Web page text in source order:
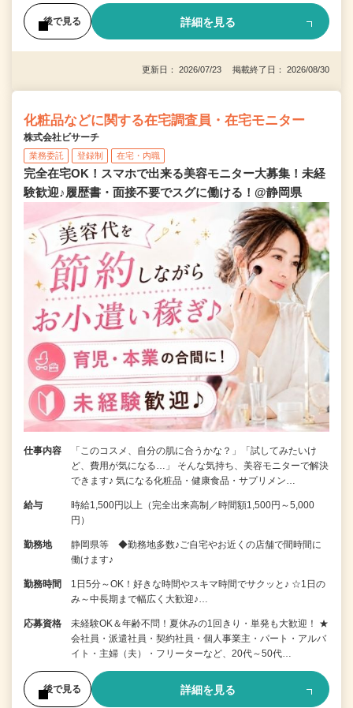
後で見る 詳細を見る
更新日： 2026/07/23 掲載終了日： 2026/08/30
化粧品などに関する在宅調査員・在宅モニター
株式会社ビサーチ
業務委託 登録制 在宅・内職
完全在宅OK！スマホで出来る美容モニター大募集！未経
験歓迎♪履歴書・面接不要でスグに働ける！@静岡県
仕事内容
「このコスメ、自分の肌に合うかな？」「試してみたいけ
ど、費用が気になる…」 そんな気持ち、美容モニターで解決
できます♪ 気になる化粧品・健康食品・サプリメン…
給与
時給1,500円以上（完全出来高制／時間額1,500円～5,000
円）
勤務地
静岡県等 ◆勤務地多数♪ご自宅やお近くの店舗で間時間に
働けます♪
勤務時間
1日5分～OK！好きな時間やスキマ時間でサクッと♪ ☆1日の
み～中長期まで幅広く大歓迎♪…
応募資格
未経験OK＆年齢不問！夏休みの1回きり・単発も大歓迎！ ★
会社員・派遣社員・契約社員・個人事業主・パート・アルバ
イト・主婦（夫）・フリーターなど、20代～50代…
後で見る 詳細を見る